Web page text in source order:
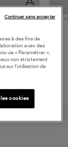
€
Sport
à des fins de
avec des
via « Paramétrer »,
non strictement
sur l’utilisation de
cookies
Continuer sans accepter